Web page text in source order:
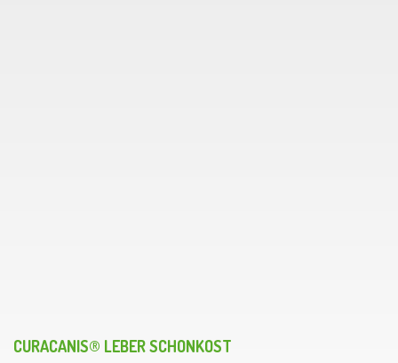
CURACANIS® LEBER SCHONKOST